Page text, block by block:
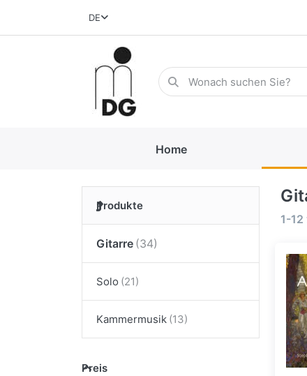
DE
Home
Produkte
Gitarre
Solo
Kammermusik
Preis
1-12